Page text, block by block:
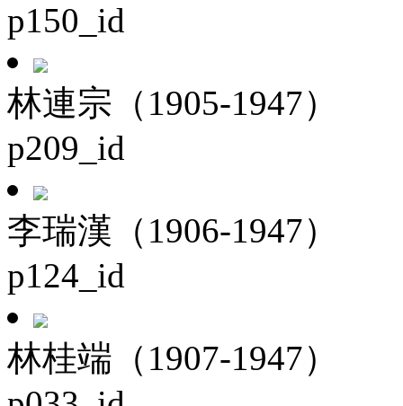
p150_id
林連宗（1905-1947）
p209_id
李瑞漢（1906-1947）
p124_id
林桂端（1907-1947）